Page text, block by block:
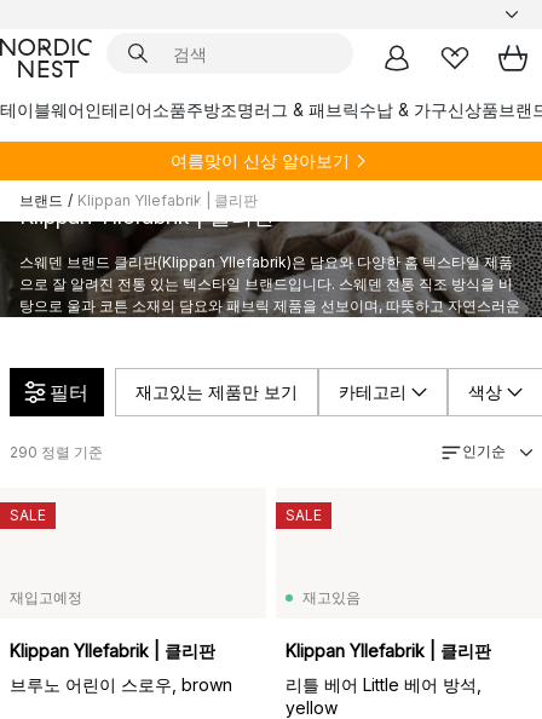
테이블웨어인테리어소품주방조명러그 & 패브릭수납 & 가구신상품브랜
여름맞이 신상 알아보기
브랜드 / Klippan Yllefabrik | 클리판
Klippan Yllefabrik | 클리판
스웨덴 브랜드 클리판(Klippan Yllefabrik)은 담요와 다양한 홈 텍스타일 제품
으로 잘 알려진 전통 있는 텍스타일 브랜드입니다. 스웨덴 전통 직조 방식을 바
탕으로 울과 코튼 소재의 담요와 패브릭 제품을 선보이며, 따뜻하고 자연스러운
필터 재고있는 제품만 보기 카테고리 색상
290 정렬 기준 인기순
재입고예정
Klippan Yllefabrik | 클리판
브루노 어린이 스로우, brown
SALE
재고있음
Klippan Yllefabrik | 클리판
리틀 베어 Little 베어 방석,
yellow
SALE